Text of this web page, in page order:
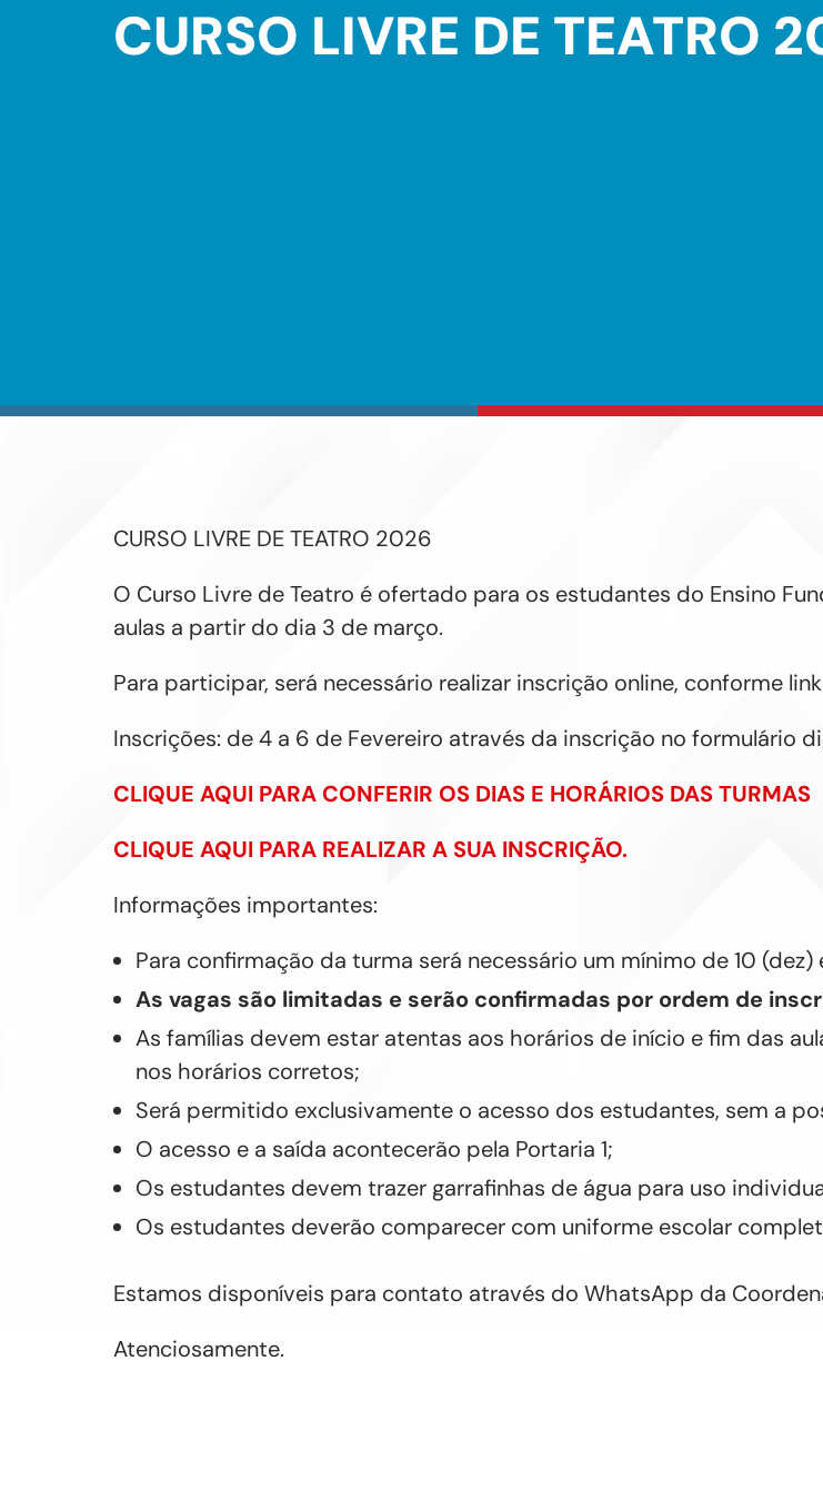
CURSO LIVRE DE TEATRO
CURSO LIVRE DE TEATRO 2026
O Curso Livre de Teatro é ofertado para os estudantes do Ensino
aulas a partir do dia 3 de março.
Para participar, será necessário realizar inscrição online, conforme
Inscrições: de 4 a 6 de Fevereiro através da inscrição no formulário
CLIQUE AQUI PARA CONFERIR OS DIAS E HORÁRIOS DAS TURMAS
CLIQUE AQUI PARA REALIZAR A SUA INSCRIÇÃO.
Informações importantes:
Para confirmação da turma será necessário um mínimo de 10
As vagas são limitadas e serão confirmadas por ordem de
As famílias devem estar atentas aos horários de início e fim das
nos horários corretos;
Será permitido exclusivamente o acesso dos estudantes, sem a
O acesso e a saída acontecerão pela Portaria 1;
Os estudantes devem trazer garrafinhas de água para uso
Os estudantes deverão comparecer com uniforme escolar
Estamos disponíveis para contato através do WhatsApp da
Atenciosamente.